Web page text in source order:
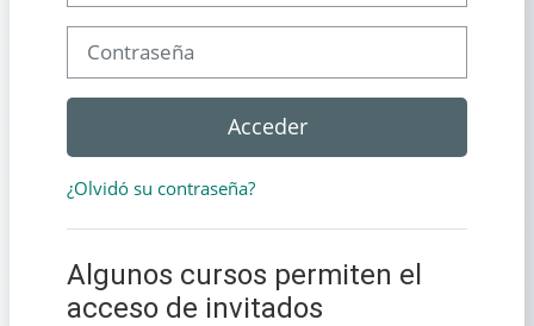
Acceder
¿Olvidó su contraseña?
Algunos cursos permiten el
acceso de invitados